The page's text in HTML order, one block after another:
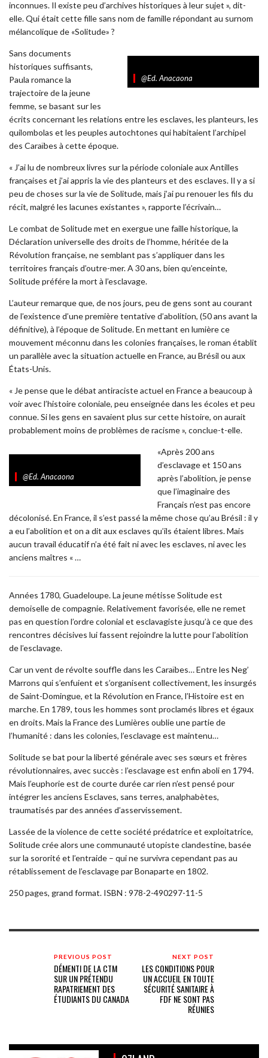
inconnues. Il existe peu d’archives historiques à leur sujet », dit-
elle. Qui était cette fille sans nom de famille répondant au surnom
mélancolique de «Solitude» ?
@Ed. Anacaona
Sans documents
historiques suffisants,
Paula romance la
trajectoire de la jeune
femme, se basant sur les
écrits concernant les relations entre les esclaves, les planteurs, les
quilombolas et les peuples autochtones qui habitaient l’archipel
des Caraïbes à cette époque.
« J’ai lu de nombreux livres sur la période coloniale aux Antilles
françaises et j’ai appris la vie des planteurs et des esclaves. Il y a si
peu de choses sur la vie de Solitude, mais j’ai pu renouer les fils du
récit, malgré les lacunes existantes », rapporte l’écrivain…
Le combat de Solitude met en exergue une faille historique, la
Déclaration universelle des droits de l’homme, héritée de la
Révolution française, ne semblant pas s’appliquer dans les
territoires français d’outre-mer. A 30 ans, bien qu’enceinte,
Solitude préfére la mort à l’esclavage.
L’auteur remarque que, de nos jours, peu de gens sont au courant
de l’existence d’une première tentative d’abolition, (50 ans avant la
définitive), à l’époque de Solitude. En mettant en lumière ce
mouvement méconnu dans les colonies françaises, le roman établit
un parallèle avec la situation actuelle en France, au Brésil ou aux
États-Unis.
« Je pense que le débat antiraciste actuel en France a beaucoup à
voir avec l’histoire coloniale, peu enseignée dans les écoles et peu
connue. Si les gens en savaient plus sur cette histoire, on aurait
probablement moins de problèmes de racisme », conclue-t-elle.
@Ed. Anacaona
«Après 200 ans
d’esclavage et 150 ans
après l’abolition, je pense
que l’imaginaire des
Français n’est pas encore
décolonisé. En France, il s’est passé la même chose qu’au Brésil : il y
a eu l’abolition et on a dit aux esclaves qu’ils étaient libres. Mais
aucun travail éducatif n’a été fait ni avec les esclaves, ni avec les
anciens maîtres « …
Années 1780, Guadeloupe. La jeune métisse Solitude est
demoiselle de compagnie. Relativement favorisée, elle ne remet
pas en question l’ordre colonial et esclavagiste jusqu’à ce que des
rencontres décisives lui fassent rejoindre la lutte pour l’abolition
de l’esclavage.
Car un vent de révolte souffle dans les Caraïbes… Entre les Neg’
Marrons qui s’enfuient et s’organisent collectivement, les insurgés
de Saint-Domingue, et la Révolution en France, l’Histoire est en
marche. En 1789, tous les hommes sont proclamés libres et égaux
en droits. Mais la France des Lumières oublie une partie de
l’humanité : dans les colonies, l’esclavage est maintenu…
Solitude se bat pour la liberté générale avec ses sœurs et frères
révolutionnaires, avec succès : l’esclavage est enfin aboli en 1794.
Mais l’euphorie est de courte durée car rien n’est pensé pour
intégrer les anciens Esclaves, sans terres, analphabètes,
traumatisés par des années d’asservissement.
Lassée de la violence de cette société prédatrice et exploitatrice,
Solitude crée alors une communauté utopiste clandestine, basée
sur la sororité et l’entraide – qui ne survivra cependant pas au
rétablissement de l’esclavage par Bonaparte en 1802.
250 pages, grand format. ISBN : 978-2-490297-11-5
PREVIOUS POST
DÉMENTI DE LA CTM
SUR UN PRÉTENDU
RAPATRIEMENT DES
ÉTUDIANTS DU CANADA
NEXT POST
LES CONDITIONS POUR
UN ACCUEIL EN TOUTE
SÉCURITÉ SANITAIRE À
FDF NE SONT PAS
RÉUNIES